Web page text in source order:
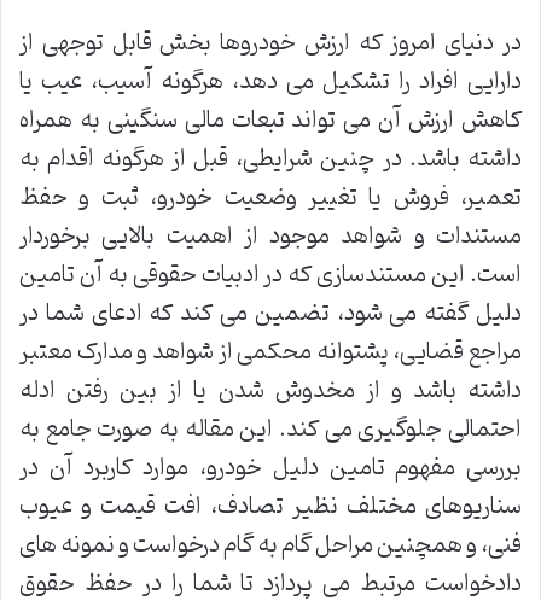
در دنیای امروز که ارزش خودروها بخش قابل توجهی از
دارایی افراد را تشکیل می دهد، هرگونه آسیب، عیب یا
کاهش ارزش آن می تواند تبعات مالی سنگینی به همراه
داشته باشد. در چنین شرایطی، قبل از هرگونه اقدام به
تعمیر، فروش یا تغییر وضعیت خودرو، ثبت و حفظ
مستندات و شواهد موجود از اهمیت بالایی برخوردار
است. این مستندسازی که در ادبیات حقوقی به آن تامین
دلیل گفته می شود، تضمین می کند که ادعای شما در
مراجع قضایی، پشتوانه محکمی از شواهد و مدارک معتبر
داشته باشد و از مخدوش شدن یا از بین رفتن ادله
احتمالی جلوگیری می کند. این مقاله به صورت جامع به
بررسی مفهوم تامین دلیل خودرو، موارد کاربرد آن در
سناریوهای مختلف نظیر تصادف، افت قیمت و عیوب
فنی، و همچنین مراحل گام به گام درخواست و نمونه های
دادخواست مرتبط می پردازد تا شما را در حفظ حقوق